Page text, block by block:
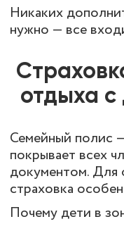
Никаких
нужно — все
отдыха с
Семейный полис
покрывает всех
документом. Для
страховка
Почему дети в